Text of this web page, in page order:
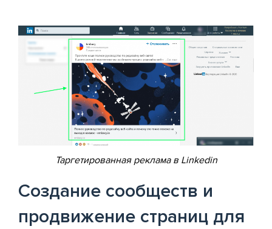
Таргетированная реклама в Linkedin
Создание сообществ и
продвижение страниц для